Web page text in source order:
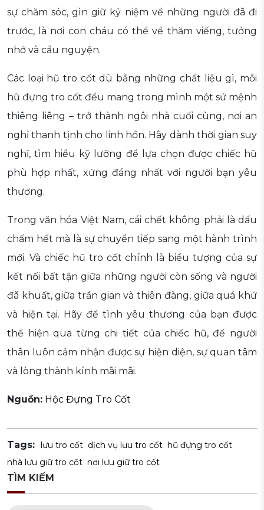
sự chăm sóc, gìn giữ kỷ niệm về những người đã đi
trước, là nơi con cháu có thể về thăm viếng, tưởng
nhớ và cầu nguyện.
Các loại hũ tro cốt dù bằng những chất liệu gì, mỗi
hũ đựng tro cốt đều mang trong mình một sứ mệnh
thiêng liêng – trở thành ngôi nhà cuối cùng, nơi an
nghỉ thanh tịnh cho linh hồn. Hãy dành thời gian suy
nghĩ, tìm hiểu kỹ lưỡng để lựa chọn được chiếc hũ
phù hợp nhất, xứng đáng nhất với người bạn yêu
thương.
Trong văn hóa Việt Nam, cái chết không phải là dấu
chấm hết mà là sự chuyển tiếp sang một hành trình
mới. Và chiếc hũ tro cốt chính là biểu tượng của sự
kết nối bất tận giữa những người còn sống và người
đã khuất, giữa trần gian và thiên đàng, giữa quá khứ
và hiện tại. Hãy để tình yêu thương của bạn được
thể hiện qua từng chi tiết của chiếc hũ, để người
thân luôn cảm nhận được sự hiện diện, sự quan tâm
và lòng thành kính mãi mãi.
Nguồn: Hộc Đựng Tro Cốt
Tags: lưu tro cốt dịch vụ lưu tro cốt hũ đựng tro cốt
nhà lưu giữ tro cốt nơi lưu giữ tro cốt
TÌM KIẾM